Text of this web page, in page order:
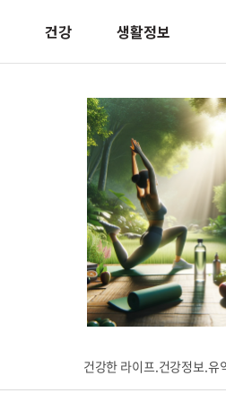
건강 생활정보
건강한 라이프.건강정보.유